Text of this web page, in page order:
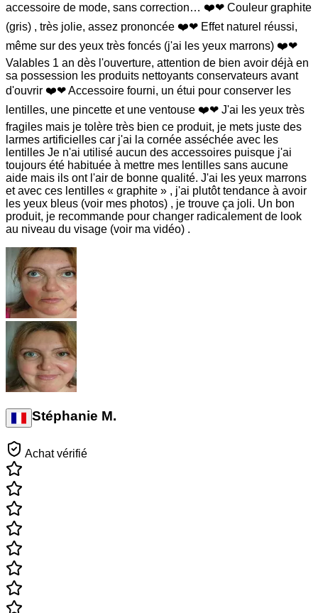
accessoire de mode, sans correction… ❤️❤ Couleur graphite
(gris) , très jolie, assez prononcée ❤️❤ Effet naturel réussi,
même sur des yeux très foncés (j'ai les yeux marrons) ❤️❤
Valables 1 an dès l'ouverture, attention de bien avoir déjà en
sa possession les produits nettoyants conservateurs avant
d'ouvrir ❤️❤ Accessoire fourni, un étui pour conserver les
lentilles, une pincette et une ventouse ❤️❤ J'ai les yeux très
fragiles mais je tolère très bien ce produit, je mets juste des
larmes artificielles car j'ai la cornée asséchée avec les
lentilles Je n'ai utilisé aucun des accessoires puisque j'ai
toujours été habituée à mettre mes lentilles sans aucune
aide mais ils ont l'air de bonne qualité. J'ai les yeux marrons
et avec ces lentilles « graphite » , j'ai plutôt tendance à avoir
les yeux bleus (voir mes photos) , je trouve ça joli. Un bon
produit, je recommande pour changer radicalement de look
au niveau du visage (voir ma vidéo) .
Stéphanie M.
Achat vérifié